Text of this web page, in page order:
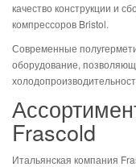
качество конструкции и
компрессоров Bristol.
Современные
оборудование,
Frascold
Итальянская компания